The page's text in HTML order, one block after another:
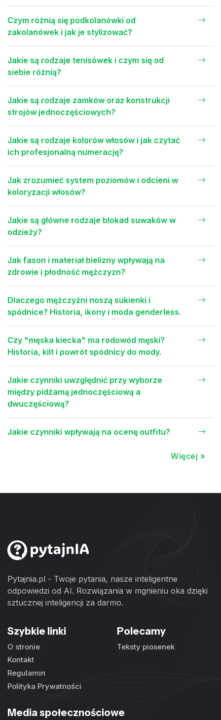
Czym różnią się podkolanówki od
zakolanówek i jak je stylizować?
Jakie są rodzaje tenisówek i czym się od
siebie różnią?
Jakie są rodzaje zamków oraz konstrukcji
strojów jednoczęściowych?
Jakie są rodzaje kolorów włosów i jak czytać
ich profesjonalną numerację?
Jak zrozumieć system poziomów i odcieni w
koloryzacji włosów?
Jakie są główne rodzaje blokad suwaków w
odzieży?
Jak fason i materiał bielizny wpływają na
zdrowie i płodność mężczyzn?
Dlaczego mężczyźni noszą sukienki i
spódnice? Historia, ikony i moda genderless.
Czy "męska kiecka" ma rodowód męski?
Historia, kilt i powrót spódnicy do mody.
Jakie czynniki uwzględnić przy wyborze
między pidżamą jednoczęściową a
dwuczęściową?
Jakie czynniki wpływają na ocenę outfitu?
Więcej »
Pytajnia.pl - Twoje pytania, nasze inteligentne
odpowiedzi od AI. Rozwiązania w mgnieniu oka dzięki
sztucznej inteligencji za darmo.
Szybkie linki
O stronie
Kontakt
Regulamin
Polityka Prywatności
Polecamy
Teksty piosenek
Media społecznościowe